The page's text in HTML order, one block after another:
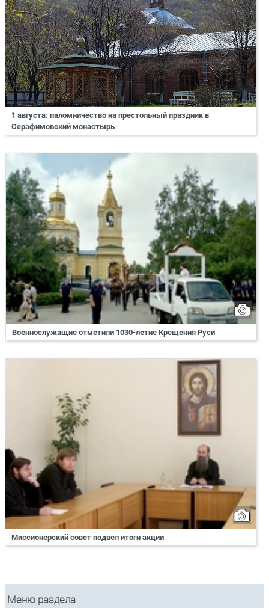
1 августа: паломничество на престольный праздник в
Серафимовский монастырь
Военнослужащие отметили 1030-летие Крещения Руси
Миссионерский совет подвел итоги акции
Меню раздела